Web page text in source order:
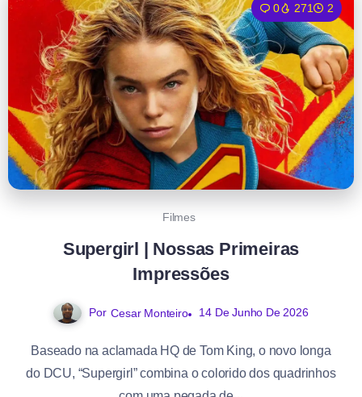
0 271 2
Filmes
Supergirl | Nossas Primeiras
Impressões
Por Cesar Monteiro 14 De Junho De 2026
Baseado na aclamada HQ de Tom King, o novo longa
do DCU, “Supergirl” combina o colorido dos quadrinhos